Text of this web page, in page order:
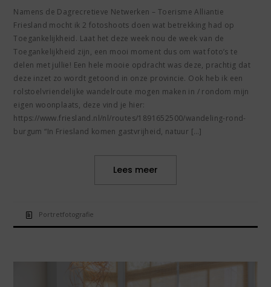
Namens de Dagrecretieve Netwerken – Toerisme Alliantie
Friesland mocht ik 2 fotoshoots doen wat betrekking had op
Toegankelijkheid. Laat het deze week nou de week van de
Toegankelijkheid zijn, een mooi moment dus om wat foto’s te
delen met jullie! Een hele mooie opdracht was deze, prachtig dat
deze inzet zo wordt getoond in onze provincie. Ook heb ik een
rolstoelvriendelijke wandelroute mogen maken in / rondom mijn
eigen woonplaats, deze vind je hier:
https://www.friesland.nl/nl/routes/1891652500/wandeling-rond-
burgum “In Friesland komen gastvrijheid, natuur […]
Lees meer
Portretfotografie